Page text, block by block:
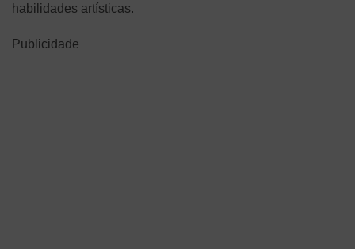
habilidades artísticas.
Publicidade